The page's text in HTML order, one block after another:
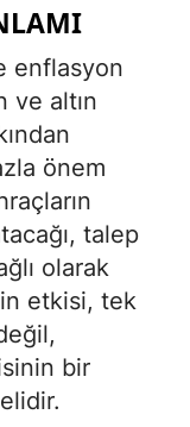
enflasyon
ve altın
önem
talep
olarak
etkisi, tek
bir